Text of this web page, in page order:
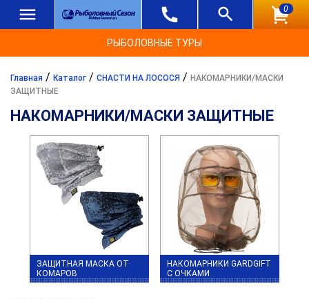
0
РЫБОЛОВНЫЕ ТУРЫ
Главная / Каталог / СНАСТИ НА ЛОСОСЯ / НАКОМАРНИКИ/МАСКИ
ЗАЩИТНЫЕ
НАКОМАРНИКИ/МАСКИ ЗАЩИТНЫЕ
ЗАЩИТНАЯ МАСКА ОТ
КОМАРОВ
НАКОМАРНИКИ GARDGIFT
С ОЧКАМИ